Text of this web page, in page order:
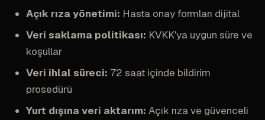
Açık rıza yönetimi: Hasta onay formları dijital
Veri saklama politikası: KVKK'ya uygun süre ve
koşullar
Veri ihlal süreci: 72 saat içinde bildirim
prosedürü
Yurt dışına veri aktarım: Açık rıza ve güvenceli